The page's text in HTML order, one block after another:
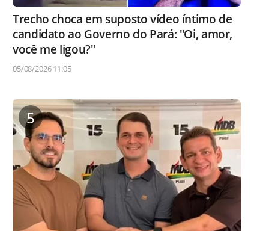
Trecho choca em suposto vídeo íntimo de
candidato ao Governo do Pará: "Oi, amor,
você me ligou?"
05/08/2026 11:05
5